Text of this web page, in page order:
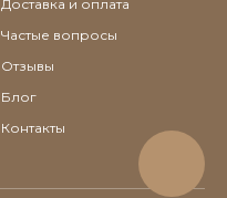
Доставка и оплата
Частые вопросы
Отзывы
Блог
Контакты